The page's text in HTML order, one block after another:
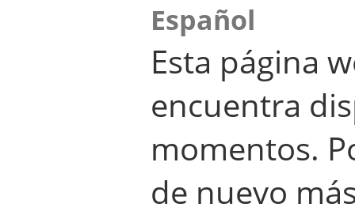
Español
Esta página
encuentra
momentos.
de nuevo